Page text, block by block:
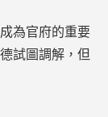
為官府的重要
試圖調解，但